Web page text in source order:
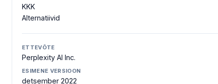
KKK
Alternatiivid
ETTEVÕTE
Perplexity AI Inc.
ESIMENE VERSIOON
detsember 2022